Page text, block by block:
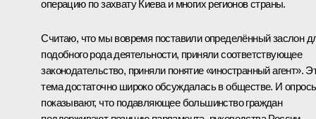
операцию по захвату Киева и многих регионов страны.
Считаю, что мы вовремя поставили определённый заслон
подобного рода деятельности, приняли соответствующее
законодательство, приняли понятие «иностранный агент».
тема достаточно широко обсуждалась в обществе. И
показывают, что подавляющее большинство граждан